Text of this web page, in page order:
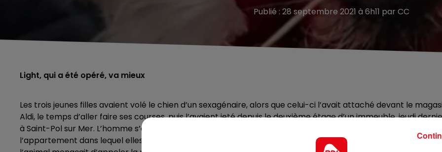
Publié : 28 septembre 2021 à 6h11 par CC
Light, qui a été opéré, va mieux
Les trois jeunes filles avaient volé le chien d’un sexagénaire, alors que celui-ci l’avait attaché devant le
Aldi, le temps d’aller faire ses courses, puis l’avaient jeté depuis le deuxième étage d’un immeuble, jeudi
à Saint-Pol sur Mer. L’homme s’était alors lancé à la poursuite des trois jeunes filles, et avait trouvé
l’appartement dans lequel elles étaient entrées. Le chien avait été jeté par la fenêtre alors que le maître de